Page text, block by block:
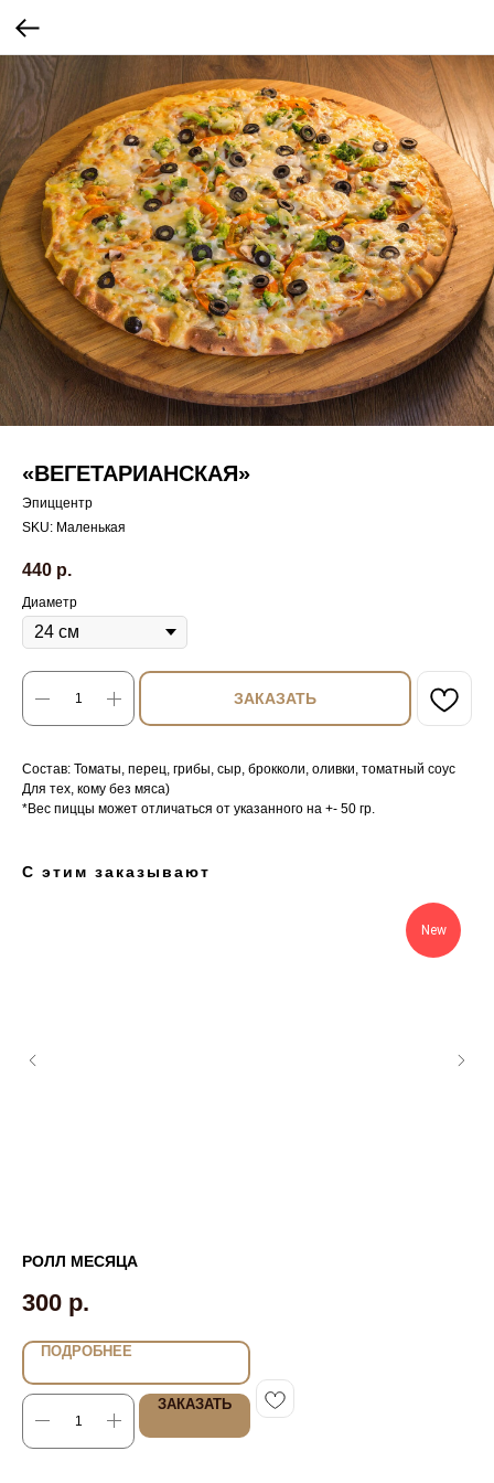
«ВЕГЕТАРИАНСКАЯ»
Эпиццентр
SKU: Маленькая
440 р.
Диаметр
ЗАКАЗАТЬ
Состав: Томаты, перец, грибы, сыр, брокколи, оливки, томатный соус
Для тех, кому без мяса)
*Вес пиццы может отличаться от указанного на +- 50 гр.
С этим заказывают
New
РОЛЛ МЕСЯЦА
300 р.
ПОДРОБНЕЕ
ЗАКАЗАТЬ